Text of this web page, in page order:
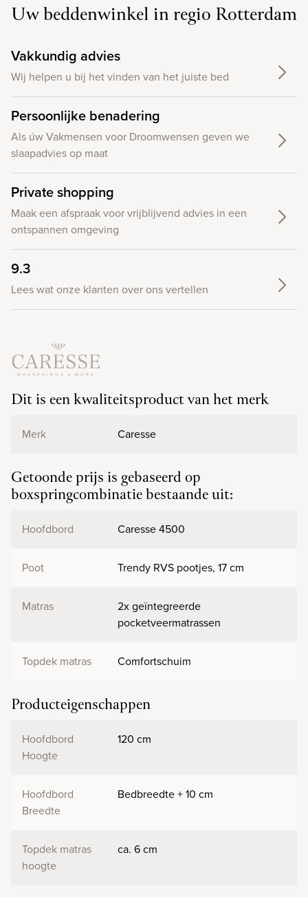
Uw beddenwinkel in regio Rotterdam
Vakkundig advies
Wij helpen u bij het vinden van het juiste bed
Persoonlijke benadering
Als úw Vakmensen voor Droomwensen geven we
slaapadvies op maat
Private shopping
Maak een afspraak voor vrijblijvend advies in een
ontspannen omgeving
9.3
Lees wat onze klanten over ons vertellen
Dit is een kwaliteitsproduct van het merk
Merk Caresse
Getoonde prijs is gebaseerd op
boxspringcombinatie bestaande uit:
Hoofdbord Caresse 4500
Poot Trendy RVS pootjes, 17 cm
Matras
2x geïntegreerde
pocketveermatrassen
Topdek matras Comfortschuim
Producteigenschappen
Hoofdbord
Hoogte
120 cm
Hoofdbord
Breedte
Bedbreedte + 10 cm
Topdek matras
hoogte
ca. 6 cm